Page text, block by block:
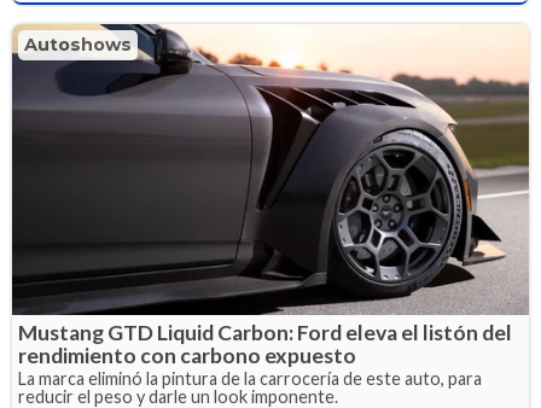
Autoshows
Mustang GTD Liquid Carbon: Ford eleva el listón del
rendimiento con carbono expuesto
La marca eliminó la pintura de la carrocería de este auto, para
reducir el peso y darle un look imponente.